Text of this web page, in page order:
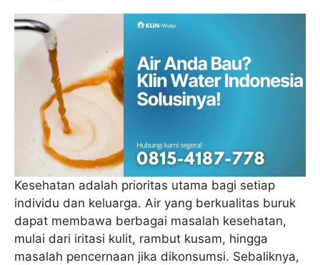
Kesehatan adalah prioritas utama bagi setiap
individu dan keluarga. Air yang berkualitas buruk
dapat membawa berbagai masalah kesehatan,
mulai dari iritasi kulit, rambut kusam, hingga
masalah pencernaan jika dikonsumsi. Sebaliknya,